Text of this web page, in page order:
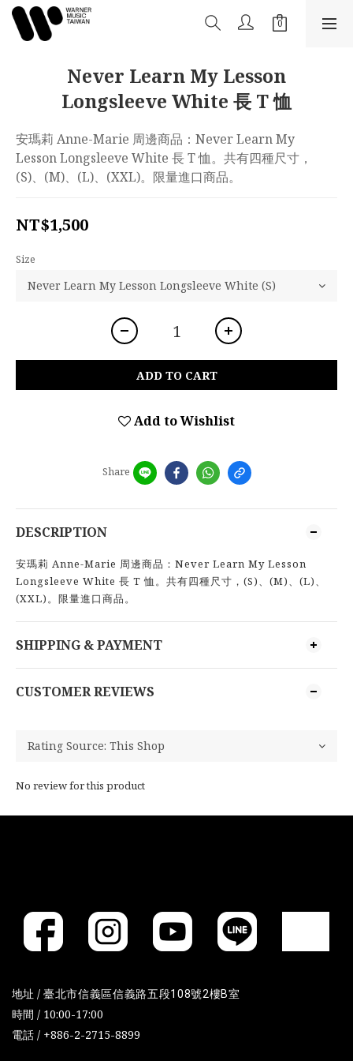
Never Learn My Lesson
Longsleeve White 長 T 恤
安瑪莉 Anne-Marie 周邊商品：Never Learn My
Lesson Longsleeve White 長 T 恤。共有四種尺寸，
(S)、(M)、(L)、(XXL)。限量進口商品。
NT$1,500
Size
ADD TO CART
Add to Wishlist
Share
DESCRIPTION
安瑪莉 Anne-Marie 周邊商品：Never Learn My Lesson
Longsleeve White 長 T 恤。共有四種尺寸，(S)、(M)、(L)、
(XXL)。限量進口商品。
SHIPPING & PAYMENT
CUSTOMER REVIEWS
No review for this product
地址 / 臺北市信義區信義路五段108號2樓B室
時間 / 10:00-17:00
電話 / +886-2-2715-8899